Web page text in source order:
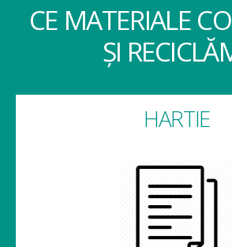
CE MATERIALE
ȘI
HARTIE